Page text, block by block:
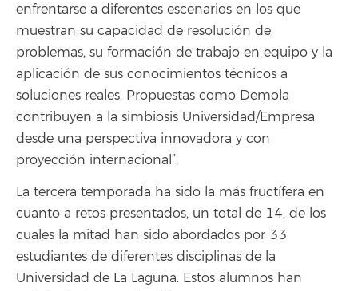
enfrentarse a diferentes escenarios en los que
muestran su capacidad de resolución de
problemas, su formación de trabajo en equipo y la
aplicación de sus conocimientos técnicos a
soluciones reales. Propuestas como Demola
contribuyen a la simbiosis Universidad/Empresa
desde una perspectiva innovadora y con
proyección internacional”.
La tercera temporada ha sido la más fructífera en
cuanto a retos presentados, un total de 14, de los
cuales la mitad han sido abordados por 33
estudiantes de diferentes disciplinas de la
Universidad de La Laguna. Estos alumnos han